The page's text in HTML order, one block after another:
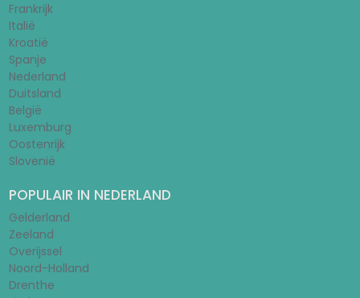
Frankrijk
Italië
Kroatië
Spanje
Nederland
Duitsland
België
Luxemburg
Oostenrijk
Slovenië
POPULAIR IN NEDERLAND
Gelderland
Zeeland
Overijssel
Noord-Holland
Drenthe